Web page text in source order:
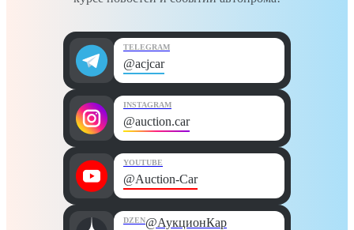
TELEGRAM
@acjcar
INSTAGRAM
@auction.car
YOUTUBE
@Auction-Car
DZEN@АукционКар